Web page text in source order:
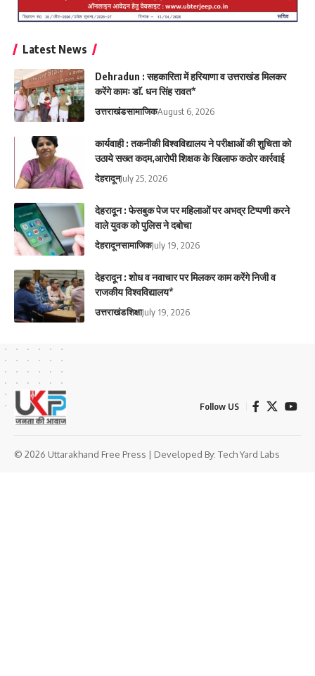
Latest News
Dehradun : सहकारिता में हरियाणा व उत्तराखंड मिलकर
करेंगे कामः डाॅ. धन सिंह रावत*
उत्तराखंडसामाजिकAugust 6, 2026
कार्यवाही : तकनीकी विश्वविद्यालय ने परीक्षाओं की शुचिता को
उठाये सख्त कदम,आरोपी शिक्षक के खिलाफ कठोर कार्रवाई
देहरादूनJuly 25, 2026
देहरादून : फेसबुक पेज पर महिलाओं पर अभद्र टिप्पणी करने
वाले युवक को पुलिस ने दबोचा
देहरादूनसामाजिकJuly 19, 2026
देहरादून : शोध व नवाचार पर मिलकर काम करेंगे निजी व
राजकीय विश्वविद्यालय*
उत्तराखंडशिक्षाJuly 19, 2026
Follow US
© 2026 Uttarakhand Free Press | Developed By: Tech Yard Labs